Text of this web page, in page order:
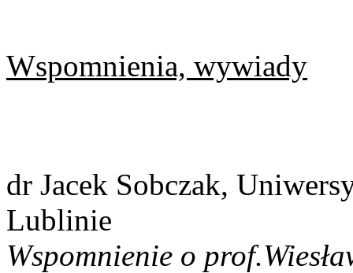
Wspomnienia, wywiady
dr Jacek Sobczak,
Lublinie
Wspomnienie o